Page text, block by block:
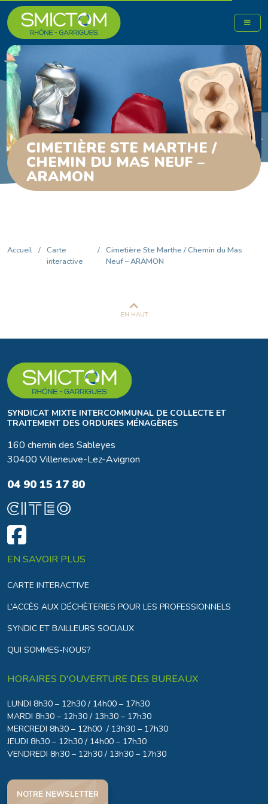
CIMETIÈRE STE MARTHE /
CHEMIN DU MAS NEUF –
ARAMON
Accueil / Carte
interactive
/ Cimetière Ste Marthe / Chemin du Mas
Neuf – ARAMON
EN HAUT
SYNDICAT MIXTE INTERCOMMUNAL DE COLLECTE ET
TRAITEMENT DES ORDURES MÉNAGÈRES
160 chemin des Sableyes
30400 Villeneuve-Lez-Avignon
04 90 15 17 80
EN SAVOIR PLUS
CARTE INTERACTIVE
L’ACCÈS AUX DÉCHÈTERIES POUR LES PROFESSIONNELS
SYNDIC ET BAILLEURS SOCIAUX
QUI SOMMES-NOUS?
HORAIRES D'OUVERTURE DES BUREAUX
LUNDI 8h30 – 12h30 / 14h00 – 17h30
MARDI 8h30 – 12h30 / 13h30 – 17h30
MERCREDI 8h30 – 12h00 / 13h30 – 17h30
JEUDI 8h30 – 12h30 / 14h00 – 17h30
VENDREDI 8h30 – 12h30 / 13h30 – 17h30
NOTRE NEWSLETTER